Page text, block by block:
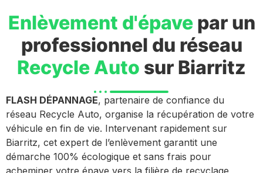
Enlèvement d'épavepar un
professionnel du réseau
Recycle Auto sur Biarritz
FLASH DÉPANNAGE, partenaire de confiance du
réseau Recycle Auto, organise la récupération de votre
véhicule en fin de vie. Intervenant rapidement sur
Biarritz, cet expert de l’enlèvement garantit une
démarche 100% écologique et sans frais pour
acheminer votre épave vers la filière de recyclage